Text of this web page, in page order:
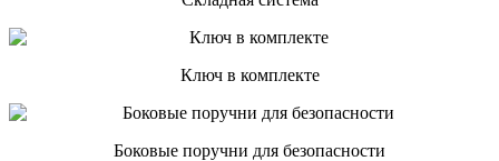
Ключ в комплекте
Боковые поручни для безопасности